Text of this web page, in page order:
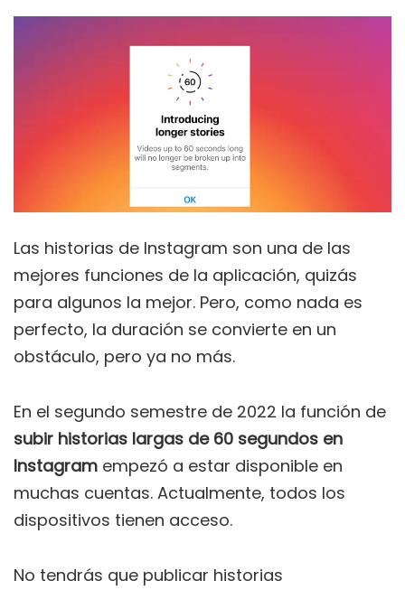
Las historias de Instagram son una de las
mejores funciones de la aplicación, quizás
para algunos la mejor. Pero, como nada es
perfecto, la duración se convierte en un
obstáculo, pero ya no más.
En el segundo semestre de 2022 la función de
subir historias largas de 60 segundos en
Instagram empezó a estar disponible en
muchas cuentas. Actualmente, todos los
dispositivos tienen acceso.
No tendrás que publicar historias